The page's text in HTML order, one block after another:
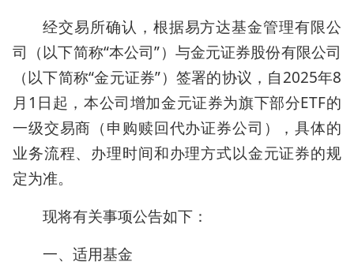
经交易所确认，根据易方达基金管理有限公
司（以下简称“本公司”）与金元证券股份有限公司
（以下简称“金元证券”）签署的协议，自2025年8
月1日起，本公司增加金元证券为旗下部分ETF的
一级交易商（申购赎回代办证券公司），具体的
业务流程、办理时间和办理方式以金元证券的规
定为准。
现将有关事项公告如下：
一、适用基金